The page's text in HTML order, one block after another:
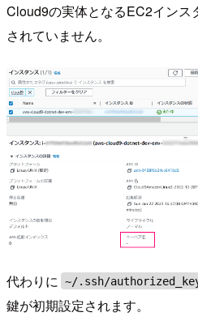
Cloud9の実体となるEC2インス
されていません。
代わりに ~/.ssh/
鍵が初期設定されます。